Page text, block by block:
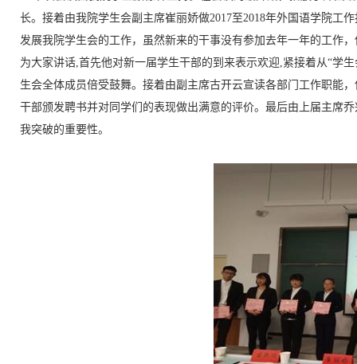
长。接着由我院学生会副主席崔丽娇做2017至2018年外国语学院工
发展我院学生会的工作，虽然新来的干事没有参加去年一年的工作
为大家讲话,首先他对新一届学生干部的到来表示欢迎,紧接着从“学
生会全体成员倍受鼓舞。接着由副主席古开云宣读各部门工作职能
干部颁发聘书并对同学们的表现做出满意的评价。最后由上届主席
我突破的重要性。